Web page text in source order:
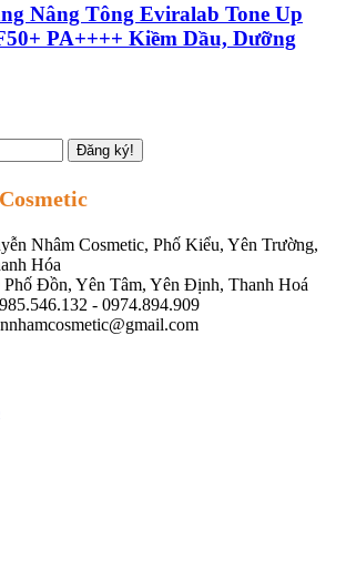
Nâng Tông Eviralab Tone Up
PA++++ Kiềm Dầu, Dưỡng
Đăng ký!
Nhâm Cosmetic, Phố Kiểu, Yên Trường,
Hóa
Phố Đồn, Yên Tâm, Yên Định, Thanh Hoá
- 0974.894.909